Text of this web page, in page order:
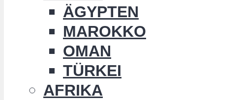
ÄGYPTEN
MAROKKO
OMAN
TÜRKEI
AFRIKA